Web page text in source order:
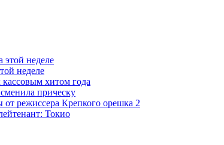
неделе
хитом года
прическу
режиссера Крепкого орешка 2
Токио